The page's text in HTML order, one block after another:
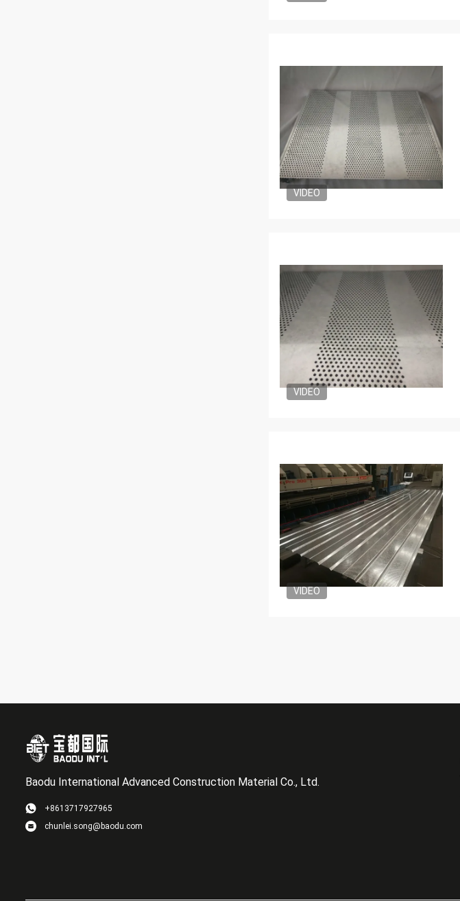
VIDEO
VIDEO
VIDEO
Baodu International Advanced Construction Material Co., Ltd.
+8613717927965
chunlei.song@baodu.com